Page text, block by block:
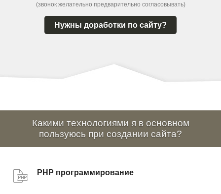
(звонок желательно предварительно согласовывать)
Нужны доработки по сайту?
Какими технологиями я в основном
пользуюсь при создании сайта?
PHP программирование